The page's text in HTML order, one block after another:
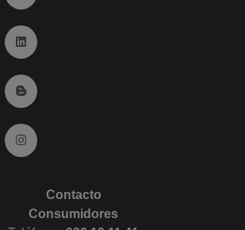
Ir a Linkedin (abre en ventana nueva)
Ir al Blog (abre en ventana nueva)
Ir a Instagram (abre en ventana nueva)
Contacto
Consumidores